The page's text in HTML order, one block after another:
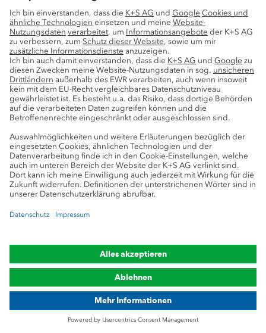
1x1 der Mangelsymptome
Liebig-Nährstoff-Kalkulator
Nährstoffumrechner
Landwirtschaftliches Know-how
Forschung
Beratung